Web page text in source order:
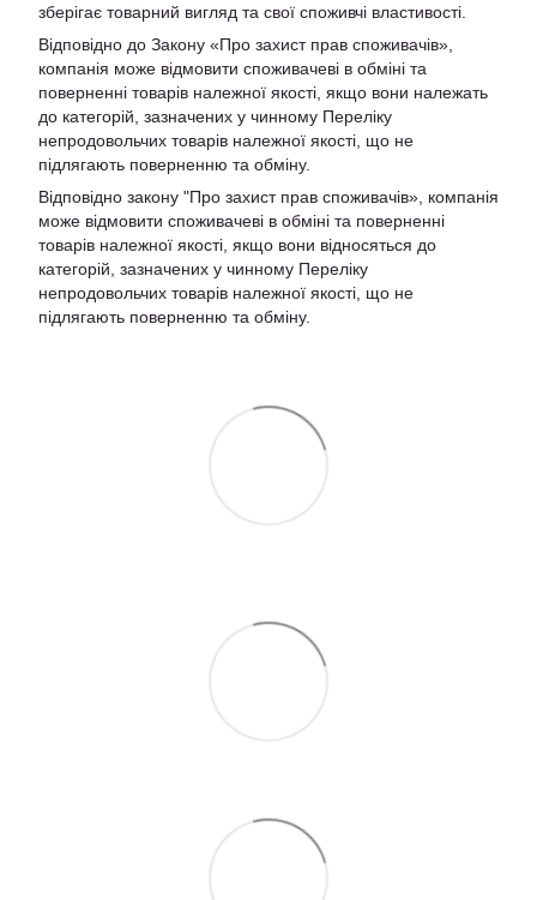
зберігає товарний вигляд та свої споживчі властивості.
Відповідно до Закону «Про захист прав споживачів»,
компанія може відмовити споживачеві в обміні та
поверненні товарів належної якості, якщо вони належать
до категорій, зазначених у чинному Переліку
непродовольчих товарів належної якості, що не
підлягають поверненню та обміну.
Відповідно закону "Про захист прав споживачів» , компанія
може відмовити споживачеві в обміні та поверненні
товарів належної якості, якщо вони відносяться до
категорій, зазначених у чинному Переліку
непродовольчих товарів належної якості, що не
підлягають поверненню та обміну.